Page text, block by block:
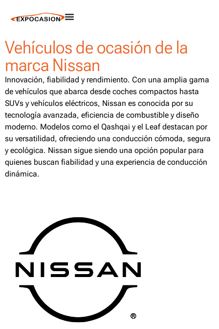
Vehículos de ocasión de la
marca Nissan
Innovación, fiabilidad y rendimiento. Con una amplia gama
de vehículos que abarca desde coches compactos hasta
SUVs y vehículos eléctricos, Nissan es conocida por su
tecnología avanzada, eficiencia de combustible y diseño
moderno. Modelos como el Qashqai y el Leaf destacan por
su versatilidad, ofreciendo una conducción cómoda, segura
y ecológica. Nissan sigue siendo una opción popular para
quienes buscan fiabilidad y una experiencia de conducción
dinámica.